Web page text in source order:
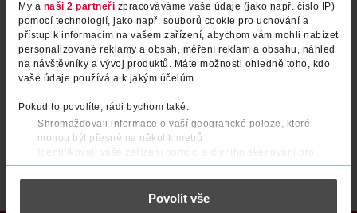
My a naši 2 partneři zpracováváme vaše údaje (jako např. číslo IP)
pomocí technologií, jako např. souborů cookie pro uchování a
přístup k informacím na vašem zařízení, abychom vám mohli nabízet
personalizované reklamy a obsah, měření reklam a obsahu, náhled
na návštěvníky a vývoj produktů. Máte možnosti ohledně toho, kdo
vaše údaje používá a k jakým účelům.
Pokud to povolíte, rádi bychom také:
Shromažďovali informace o vaší geografické poloze, které
mohou být přesné na několik metrů
Identifikovali vaše zařízení pomocí aktivního skenování pro
konkrétní charakteristiky (otisk prstu)
Zjistěte více o tom, jak zpracováváme vaše osobní údaje, a nastavte
části s podrobnostmi . Svůj souhlas můžete kdykoliv
Povolit vše
Po registraci se stáváte členem ROSSMANN CLUBu a můžete čerpat výhody naplno. Zjistit více